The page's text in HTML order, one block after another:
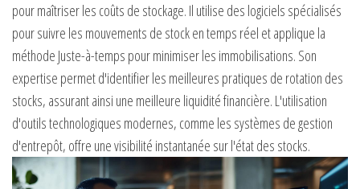
pour maîtriser les coûts de stockage. Il utilise des logiciels spécialisés
pour suivre les mouvements de stock en temps réel et applique la
méthode Juste-à-temps pour minimiser les immobilisations. Son
expertise permet d'identifier les meilleures pratiques de rotation des
stocks, assurant ainsi une meilleure liquidité financière. L'utilisation
d'outils technologiques modernes, comme les systèmes de gestion
d'entrepôt, offre une visibilité instantanée sur l'état des stocks.